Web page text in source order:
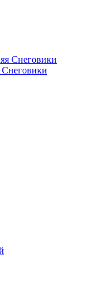
Снеговики